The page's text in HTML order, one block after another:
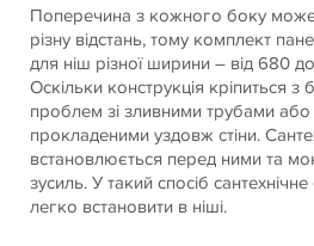
Поперечина з кожного боку
різну відстань, тому комплект
для ніш різної ширини – від 680 до
Оскільки конструкція кріпиться з
проблем зі зливними трубами
прокладеними уздовж стіни.
встановлюється перед ними та
зусиль. У такий спосіб
легко встановити в ніші.